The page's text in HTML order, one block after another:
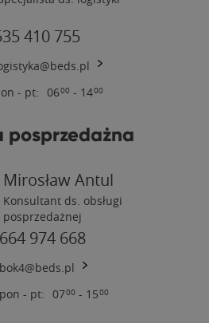
410 755
- pt: 0600 - 1400
posprzedażna
Mirosław Antul
Konsultant ds. obsługi
posprzedażnej
664 974 668
bok4@beds.pl
pon - pt: 0700 - 1500